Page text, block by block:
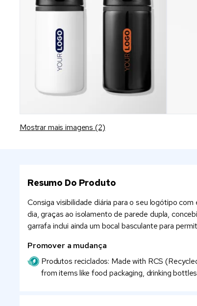
Mostrar mais imagens (2)
Resumo Do Produto
Consiga visibilidade diária para o seu logótipo
dia, graças ao isolamento de parede dupla,
garrafa inclui ainda um bocal basculante para
Promover a mudança
Produtos reciclados: Made with RCS
from items like food packaging, drinking